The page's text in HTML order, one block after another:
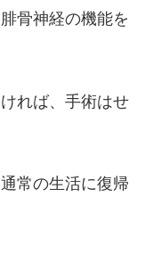
骨神経の機能を
れば、手術はせ
常の生活に復帰